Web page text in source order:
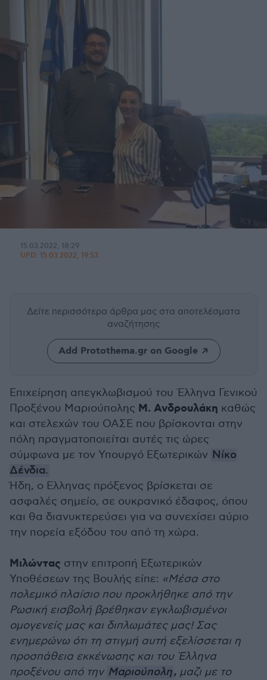
15.03.2022, 18:29
UPD: 15.03.2022, 19:53
Δείτε περισσότερα άρθρα μας στα αποτελέσματα
αναζήτησης
Add Protothema.gr on Google
Επιχείρηση απεγκλωβισμού του Έλληνα Γενικού
Προξένου Μαριούπολης Μ. Ανδρουλάκη καθώς
και στελεχών του ΟΑΣΕ που βρίσκονται στην
πόλη πραγματοποιείται αυτές τις ώρες
σύμφωνα με τον Υπουργό Εξωτερικών Νίκο
Δένδια.
Ήδη, ο Ελληνας πρόξενος βρίσκεται σε
ασφαλές σημείο, σε ουκρανικό έδαφος, όπου
και θα διανυκτερεύσει για να συνεχίσει αύριο
την πορεία εξόδου του από τη χώρα.
Μιλώντας στην επιτροπή Εξωτερικών
Υποθέσεων της Βουλής είπε: «Μέσα στο
πολεμικό πλαίσιο που προκλήθηκε από την
Ρωσική εισβολή βρέθηκαν εγκλωβισμένοι
ομογενείς μας και διπλωμάτες μας! Σας
ενημερώνω ότι τη στιγμή αυτή εξελίσσεται η
προσπάθεια εκκένωσης και του Έλληνα
προξένου από την Μαριούπολη, μαζι με το